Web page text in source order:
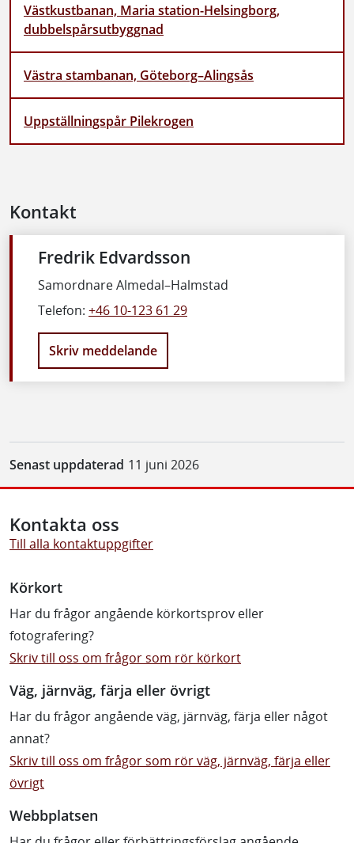
Västkustbanan, Maria station-Helsingborg,
dubbelspårsutbyggnad
Västra stambanan, Göteborg–Alingsås
Uppställningspår Pilekrogen
Kontakt
Fredrik Edvardsson
Samordnare Almedal–Halmstad
Telefon: +46 10-123 61 29
Skriv meddelande
Senast uppdaterad 11 juni 2026
Kontakta oss
Till alla kontaktuppgifter
Körkort
Har du frågor angående körkortsprov eller
fotografering?
Skriv till oss om frågor som rör körkort
Väg, järnväg, färja eller övrigt
Har du frågor angående väg, järnväg, färja eller något
annat?
Skriv till oss om frågor som rör väg, järnväg, färja eller
övrigt
Webbplatsen